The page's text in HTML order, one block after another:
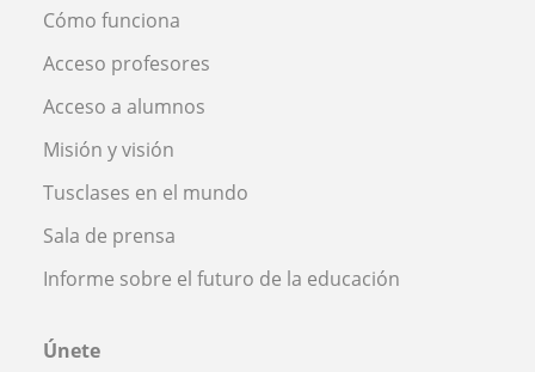
Cómo funciona
Acceso profesores
Acceso a alumnos
Misión y visión
Tusclases en el mundo
Sala de prensa
Informe sobre el futuro de la educación
Únete